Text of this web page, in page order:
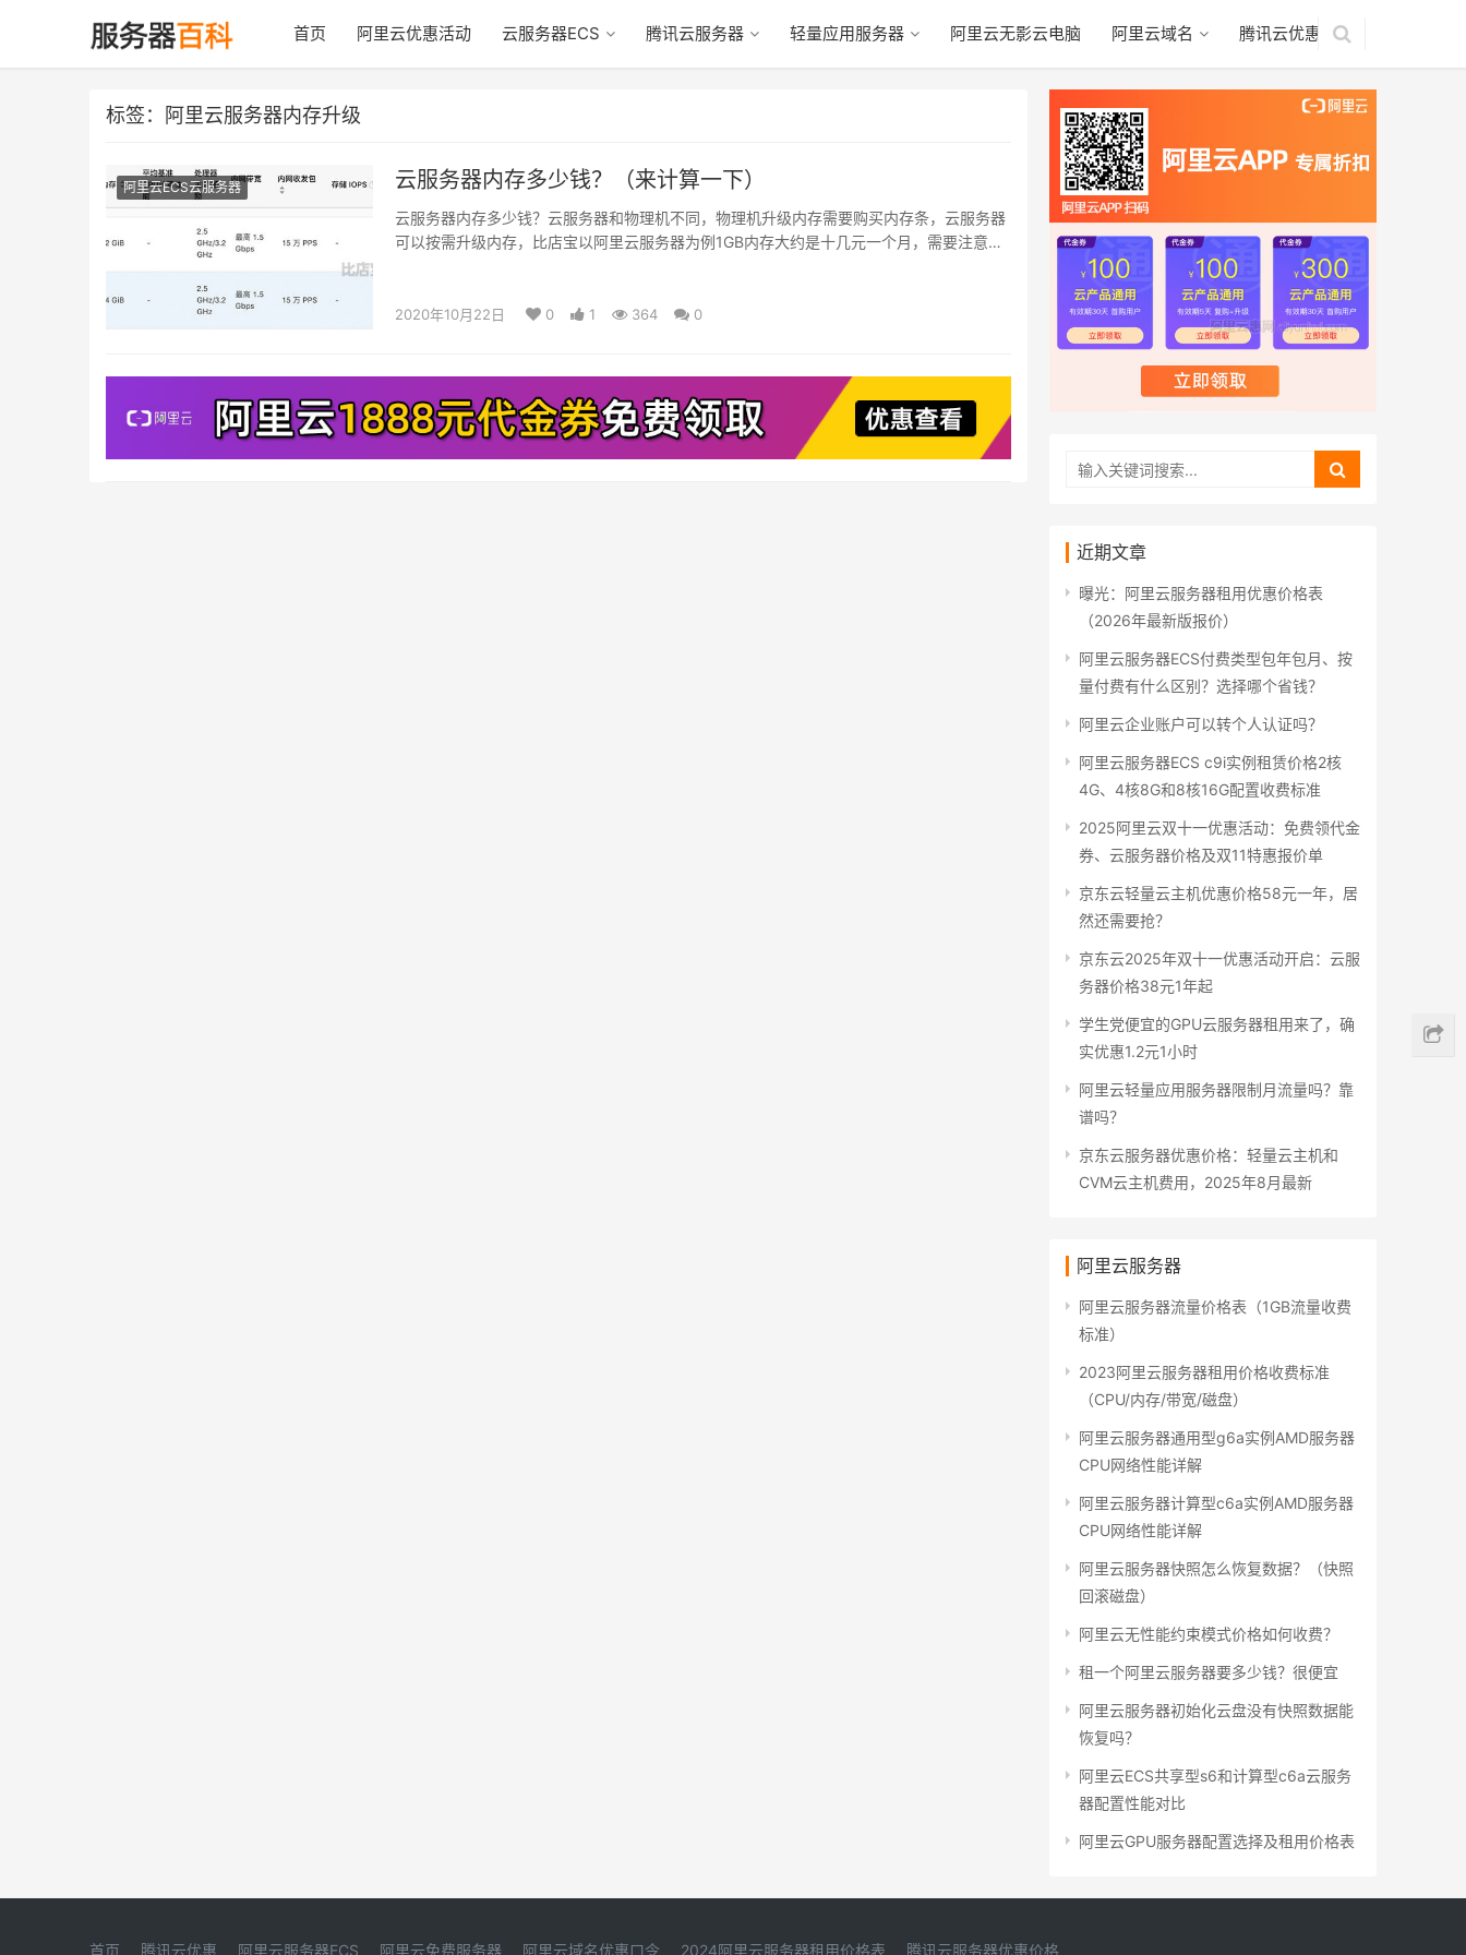
首页 阿里云优惠活动 云服务器ECS 腾讯云服务器 轻量应用服务器 阿里云无影云电脑 阿里云域名 腾讯云优惠
标签：阿里云服务器内存升级
阿里云ECS云服务器 云服务器内存多少钱？（来计算一下）
云服务器内存多少钱？云服务器和物理机不同，物理机升级内存需要购买内存条，云服务器
可以按需升级内存，比店宝以阿里云服务器为例1GB内存大约是十几元一个月，需要注意的
2020年10月22日 0 1 364 0
近期文章
曝光：阿里云服务器租用优惠价格表
（2026年最新版报价）
阿里云服务器ECS付费类型包年包月、按
量付费有什么区别？选择哪个省钱？
阿里云企业账户可以转个人认证吗？
阿里云服务器ECS c9i实例租赁价格2核
4G、4核8G和8核16G配置收费标准
2025阿里云双十一优惠活动：免费领代金
券、云服务器价格及双11特惠报价单
京东云轻量云主机优惠价格58元一年，居
然还需要抢？
京东云2025年双十一优惠活动开启：云服
务器价格38元1年起
学生党便宜的GPU云服务器租用来了，确
实优惠1.2元1小时
阿里云轻量应用服务器限制月流量吗？靠
谱吗？
京东云服务器优惠价格：轻量云主机和
CVM云主机费用，2025年8月最新
阿里云服务器
阿里云服务器流量价格表（1GB流量收费
标准）
2023阿里云服务器租用价格收费标准
（CPU/内存/带宽/磁盘）
阿里云服务器通用型g6a实例AMD服务器
CPU网络性能详解
阿里云服务器计算型c6a实例AMD服务器
CPU网络性能详解
阿里云服务器快照怎么恢复数据？（快照
回滚磁盘）
阿里云无性能约束模式价格如何收费？
租一个阿里云服务器要多少钱？很便宜
阿里云服务器初始化云盘没有快照数据能
恢复吗？
阿里云ECS共享型s6和计算型c6a云服务
器配置性能对比
阿里云GPU服务器配置选择及租用价格表
首页 腾讯云优惠 阿里云服务器ECS 阿里云免费服务器 阿里云域名优惠口令 2024阿里云服务器租用价格表 腾讯云服务器优惠价格